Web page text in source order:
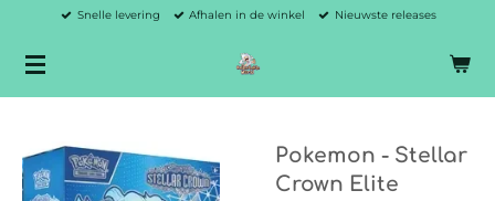
naar
hoofdinhoud
Snelle levering Afhalen in de winkel Nieuwste releases
Pokemon - Stellar
Crown Elite